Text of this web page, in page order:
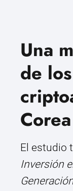
Una
de
Corea
El estudio
Inversión